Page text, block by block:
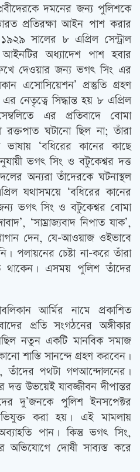
দমনের জন্য পুলিশকে
প্রতিরক্ষা আইন পাশ করার
সালের ৮ এপ্রিল সেন্ট্রাল
আইনটির অধ্যাদেশ পাশ হবার
দেওয়ার জন্য ভগৎ সিং এর
এসোসিয়েশন’ প্রস্তুতি গ্রহণ
নেতৃত্বে সিদ্ধান্ত হয় ৮ এপ্রিল
এর প্রতিবাদে বোমা
রক্তপাত ঘটানো ছিল না; তাঁরা
‘বধিরের কানের কাছে
ভগৎ সিং ও বটুকেশ্বর দত্ত
অন্যরা তাঁদেরকে ঘটনাস্থল
যথাসময়ে ‘বধিরের কানের
ভগৎ সিং ও বটুকেশ্বর বোমা
‘সাম্রাজ্যবাদ নিপাত যাক’,
দেন, যে-আওয়াজ ওইভাবে
চেষ্টা না-করে তাঁরা
থাকেন। এসময় পুলিশ তাঁদের
আর্মির নামে প্রকাশিত
প্রতি সংগঠনের অঙ্গীকার
নতুন একটি মানবিক সমাজ
শাস্তি সানন্দে গ্রহণ করবেন।
তাঁদের পথটা গণআন্দোলনের।
উভয়েই যাবজ্জীবন দীপান্তর
দু’জনকে পুলিশ ইনসপেক্টর
করা হয়। এই মামলায়
পান। কিন্তু ভগৎ সিং,
দোষী সাব্যস্ত করে